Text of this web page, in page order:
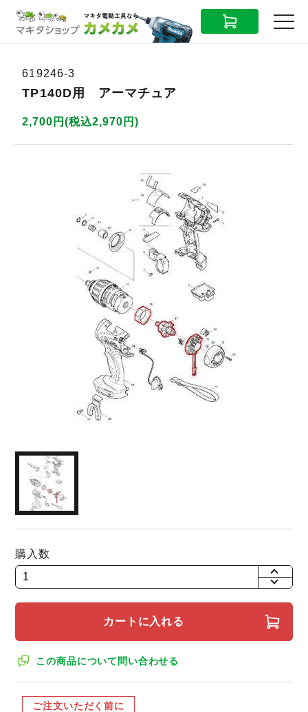
CART MENU
619246-3
TP140D用 アーマチュア
2,700円(税込2,970円)
購入数
+
カートに入れる
この商品について問い合わせる
ご注文いただく前に